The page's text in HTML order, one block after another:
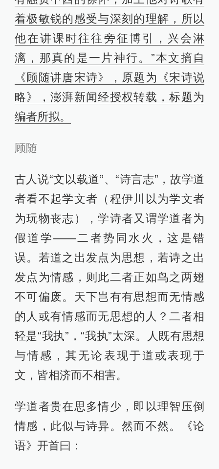
着极敏锐的感受与深刻的理解，所以
他在讲课时往往旁征博引，兴会淋
漓，那真的是一片神行。”本文摘自
《顾随讲唐宋诗》，原题为《宋诗说
略》，澎湃新闻经授权转载，标题为
编者所拟。
顾随
古人说“文以载道”、“诗言志”，故学道
者看不起学文者（程伊川以为学文者
为玩物丧志），学诗者又谓学道者为
假道学——二者势同水火，这是错
误。若道之出发点为思想，若诗之出
发点为情感，则此二者正如鸟之两翅
不可偏废。天下岂有有思想而无情感
的人或有情感而无思想的人？二者相
轻是“我执”，“我执”太深。人既有思想
与情感，其无论表现于道或表现于
文，皆相济而不相害。
学道者贵在思多情少，即以理智压倒
情感，此似与诗异。然而不然。《论
语》开首曰：